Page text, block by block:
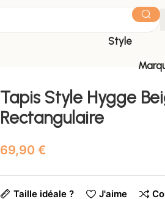
Style
Tapis Style Hygge
Rectangulaire
€
Taille idéale ? J'aime